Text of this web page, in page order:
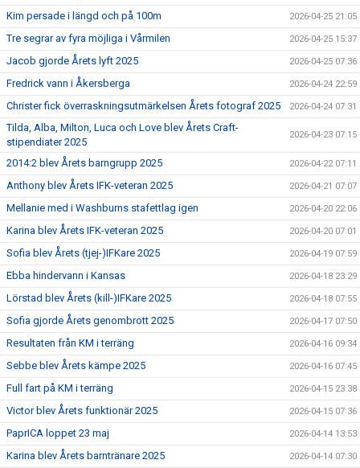
Kim persade i längd och på 100m 2026-04-25 21:05
Tre segrar av fyra möjliga i Vårmilen 2026-04-25 15:37
Jacob gjorde Årets lyft 2025 2026-04-25 07:36
Fredrick vann i Åkersberga 2026-04-24 22:59
Christer fick överraskningsutmärkelsen Årets fotograf 2025 2026-04-24 07:31
Tilda, Alba, Milton, Luca och Love blev Årets Craft-
stipendiater 2025
2026-04-23 07:15
2014:2 blev Årets barngrupp 2025 2026-04-22 07:11
Anthony blev Årets IFK-veteran 2025 2026-04-21 07:07
Mellanie med i Washburns stafettlag igen 2026-04-20 22:06
Karina blev Årets IFK-veteran 2025 2026-04-20 07:01
Sofia blev Årets (tjej-)IFKare 2025 2026-04-19 07:59
Ebba hindervann i Kansas 2026-04-18 23:29
Lörstad blev Årets (kill-)IFKare 2025 2026-04-18 07:55
Sofia gjorde Årets genombrott 2025 2026-04-17 07:50
Resultaten från KM i terräng 2026-04-16 09:34
Sebbe blev Årets kämpe 2025 2026-04-16 07:45
Full fart på KM i terräng 2026-04-15 23:38
Victor blev Årets funktionär 2025 2026-04-15 07:36
PaprICA loppet 23 maj 2026-04-14 13:53
Karina blev Årets barntränare 2025 2026-04-14 07:30